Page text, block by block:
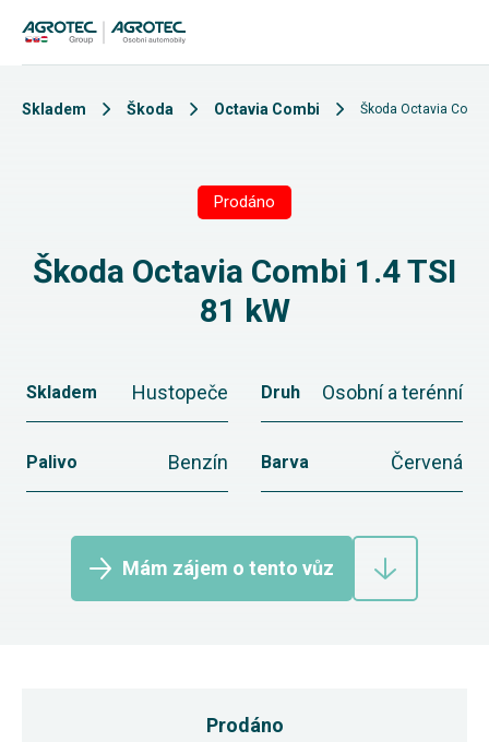
Skladem Škoda Octavia Combi Škoda Octavia
Prodáno
Škoda Octavia Combi 1.4 TSI
81 kW
Skladem Hustopeče Druh Osobní a terénní
Palivo Benzín Barva Červená
Mám zájem o tento vůz
Prodáno